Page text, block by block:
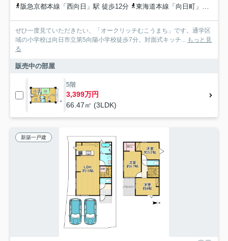
阪急京都本線「西向日」駅 徒歩12分
東海道本線「向日町」駅 徒歩22分
ぜひ一度見ていただきたい、「オークリッチむこうまち」です。通学区
域の小学校は向日市立第5向陽小学校徒歩7分。対面式キッチ... もっと見
る
販売中の部屋
5階
3,399万円
66.47㎡ (3LDK)
新築一戸建